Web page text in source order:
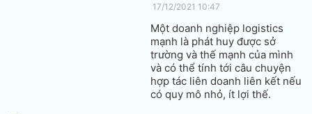
17/12/2021 10:47
Một doanh nghiệp logistics
mạnh là phát huy được sở
trường và thế mạnh của mình
và có thể tính tới câu chuyện
hợp tác liên doanh liên kết nếu
có quy mô nhỏ, ít lợi thế.